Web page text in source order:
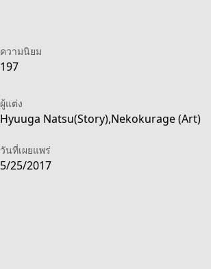
ความนิยม
197
ผู้แต่ง
Hyuuga Natsu(Story),Nekokurage (Art)
วันที่เผยแพร่
5/25/2017